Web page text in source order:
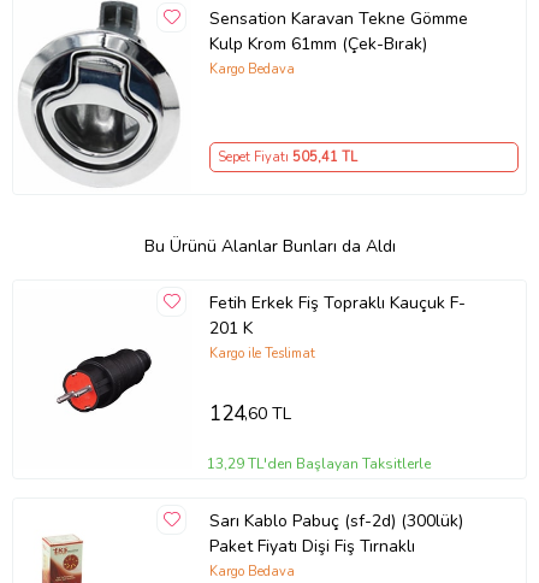
Sensation Karavan Tekne Gömme
Kulp Krom 61mm (Çek-Bırak)
Kargo Bedava
Sepet Fiyatı 505,41 TL
Bu Ürünü Alanlar Bunları da Aldı
Fetih Erkek Fiş Topraklı Kauçuk F-
201 K
Kargo ile Teslimat
124,60 TL
13,29 TL'den Başlayan Taksitlerle
Sarı Kablo Pabuç (sf-2d) (300lük)
Paket Fiyatı Dişi Fiş Tırnaklı
Kargo Bedava